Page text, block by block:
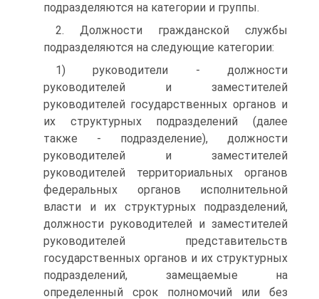
подразделяются на категории и группы.
2. Должности гражданской службы
подразделяются на следующие категории:
1) руководители - должности
руководителей и заместителей
руководителей государственных органов и
их структурных подразделений (далее
также - подразделение), должности
руководителей и заместителей
руководителей территориальных органов
федеральных органов исполнительной
власти и их структурных подразделений,
должности руководителей и заместителей
руководителей представительств
государственных органов и их структурных
подразделений, замещаемые на
определенный срок полномочий или без